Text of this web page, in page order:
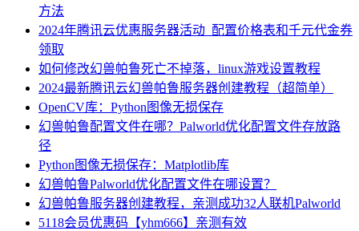
方法
2024年腾讯云优惠服务器活动_配置价格表和千元代金券
领取
如何修改幻兽帕鲁死亡不掉落，linux游戏设置教程
2024最新腾讯云幻兽帕鲁服务器创建教程（超简单）
OpenCV库：Python图像无损保存
幻兽帕鲁配置文件在哪？Palworld优化配置文件存放路
径
Python图像无损保存：Matplotlib库
幻兽帕鲁Palworld优化配置文件在哪设置？
幻兽帕鲁服务器创建教程，亲测成功32人联机Palworld
5118会员优惠码【yhm666】亲测有效